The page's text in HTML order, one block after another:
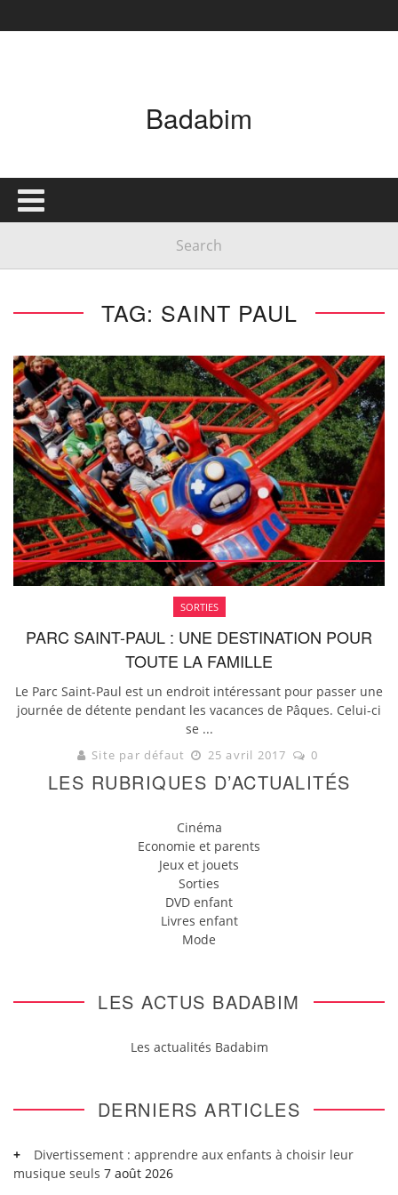
Badabim
TAG: SAINT PAUL
SORTIES
PARC SAINT-PAUL : UNE DESTINATION POUR
TOUTE LA FAMILLE
Le Parc Saint-Paul est un endroit intéressant pour passer une
journée de détente pendant les vacances de Pâques. Celui-ci
se ...
Site par défaut 25 avril 2017 0
LES RUBRIQUES D’ACTUALITÉS
Cinéma
Economie et parents
Jeux et jouets
Sorties
DVD enfant
Livres enfant
Mode
LES ACTUS BADABIM
Les actualités Badabim
DERNIERS ARTICLES
Divertissement : apprendre aux enfants à choisir leur
musique seuls 7 août 2026